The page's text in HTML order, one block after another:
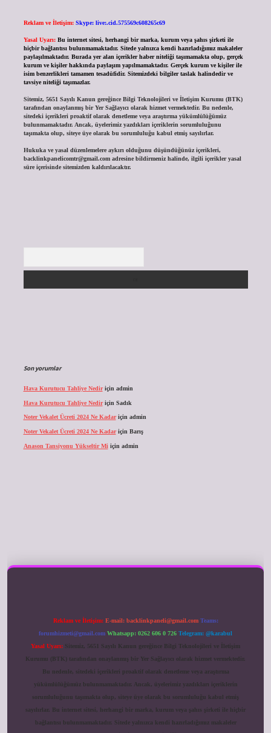
Reklam ve İletişim: Skype: live:.cid.575569c608265c69
Yasal Uyarı: Bu internet sitesi, herhangi bir marka, kurum veya şahıs şirketi ile
hiçbir bağlantısı bulunmamaktadır. Sitede yalnızca kendi hazırladığımız makaleler
paylaşılmaktadır. Burada yer alan içerikler haber niteliği taşımamakta olup, gerçek
kurum ve kişiler hakkında paylaşım yapılmamaktadır. Gerçek kurum ve kişiler ile
isim benzerlikleri tamamen tesadüfidir. Sitemizdeki bilgiler taslak halindedir ve
tavsiye niteliği taşımazlar.
Sitemiz, 5651 Sayılı Kanun gereğince Bilgi Teknolojileri ve İletişim Kurumu (BTK)
tarafından onaylanmış bir Yer Sağlayıcı olarak hizmet vermektedir. Bu nedenle,
sitedeki içerikleri proaktif olarak denetleme veya araştırma yükümlülüğümüz
bulunmamaktadır. Ancak, üyelerimiz yazdıkları içeriklerin sorumluluğunu
taşımakta olup, siteye üye olarak bu sorumluluğu kabul etmiş sayılırlar.
Hukuka ve yasal düzenlemelere aykırı olduğunu düşündüğünüz içerikleri,
backlinkpanelicomtr@gmail.comadresine bildirmeniz halinde, ilgili içerikler yasal
süre içerisinde sitemizden kaldırılacaktır.
Son yorumlar
Hava Kurutucu Tahliye Nediriçin admin
Hava Kurutucu Tahliye Nediriçin Sadık
Noter Vekalet Ücreti 2024 Ne Kadariçin admin
Noter Vekalet Ücreti 2024 Ne Kadariçin Barış
Anason Tansiyonu Yükseltir Mi için admin
Reklam ve İletişim: E-mail: backlinkpaneli@gmail.com Teams:
forumhizmeti@gmail.com Whatsapp: 0262 606 0 726 Telegram: @karabul
Yasal Uyarı: Sitemiz, 5651 Sayılı Kanun gereğince Bilgi Teknolojileri ve İletişim
Kurumu (BTK) tarafından onaylanmış bir Yer Sağlayıcı olarak hizmet vermektedir.
Bu nedenle, sitedeki içerikleri proaktif olarak denetleme veya araştırma
yükümlülüğümüz bulunmamaktadır. Ancak, üyelerimiz yazdıkları içeriklerin
sorumluluğunu taşımakta olup, siteye üye olarak bu sorumluluğu kabul etmiş
sayılırlar. Bu internet sitesi, herhangi bir marka, kurum veya şahıs şirketi ile hiçbir
bağlantısı bulunmamaktadır. Sitede yalnızca kendi hazırladığımız makaleler